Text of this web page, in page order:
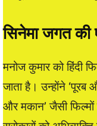
सिनेमा जगत की
मनोज कुमार को हिंदी
जाता है। उन्होंने ‘पूरब
और मकान’ जैसी